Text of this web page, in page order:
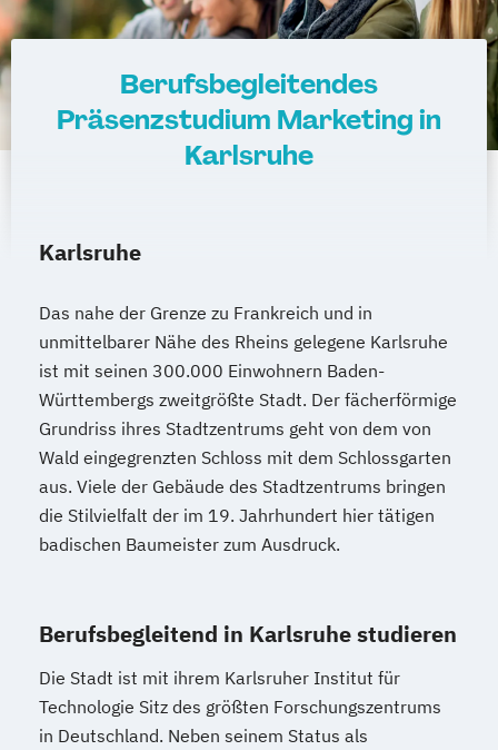
Berufsbegleitendes
Präsenzstudium Marketing in
Karlsruhe
Karlsruhe
Das nahe der Grenze zu Frankreich und in
unmittelbarer Nähe des Rheins gelegene Karlsruhe
ist mit seinen 300.000 Einwohnern Baden-
Württembergs zweitgrößte Stadt. Der fächerförmige
Grundriss ihres Stadtzentrums geht von dem von
Wald eingegrenzten Schloss mit dem Schlossgarten
aus. Viele der Gebäude des Stadtzentrums bringen
die Stilvielfalt der im 19. Jahrhundert hier tätigen
badischen Baumeister zum Ausdruck.
Berufsbegleitend in Karlsruhe studieren
Die Stadt ist mit ihrem Karlsruher Institut für
Technologie Sitz des größten Forschungszentrums
in Deutschland. Neben seinem Status als